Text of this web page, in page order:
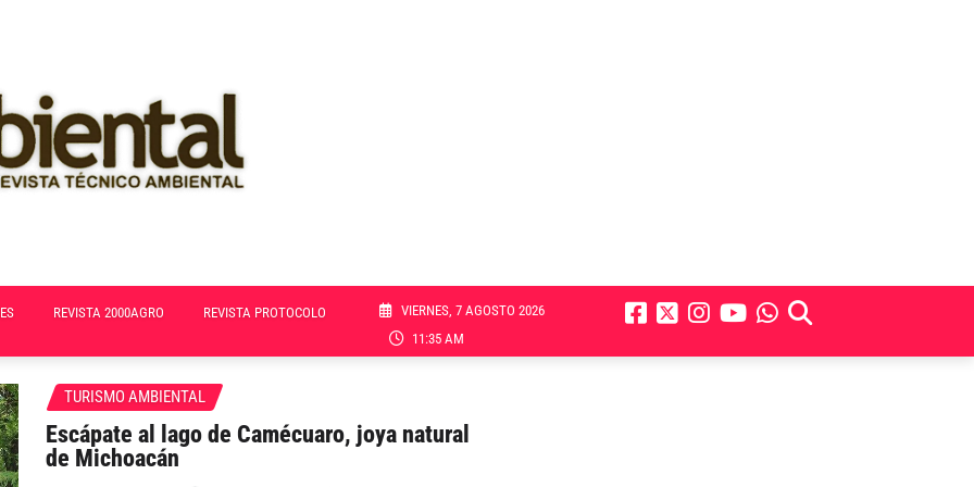
REVISTA 2000AGRO REVISTA PROTOCOLO
VIERNES, 7 AGOSTO 2026
11:35 AM
TURISMO AMBIENTAL
Escápate al lago de Camécuaro, joya natural
de Michoacán